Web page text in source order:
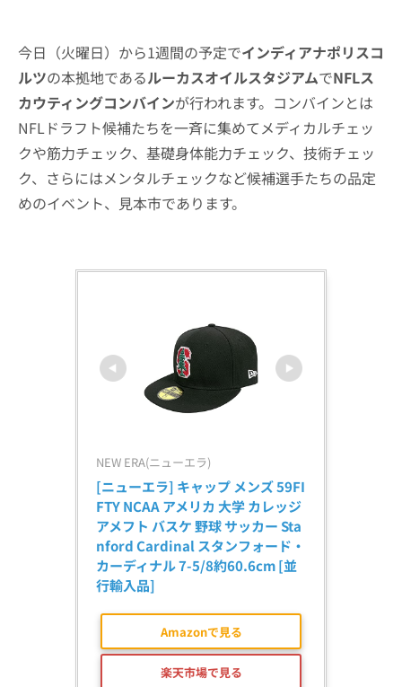
今日（火曜日）から1週間の予定でインディアナポリスコ
ルツの本拠地であるルーカスオイルスタジアムでNFLス
カウティングコンバインが行われます。コンバインとは
NFLドラフト候補たちを一斉に集めてメディカルチェッ
クや筋力チェック、基礎身体能力チェック、技術チェッ
ク、さらにはメンタルチェックなど候補選手たちの品定
めのイベント、見本市であります。
NEW ERA(ニューエラ)
[ニューエラ] キャップ メンズ 59FI
FTY NCAA アメリカ 大学 カレッジ
アメフト バスケ 野球 サッカー Sta
nford Cardinal スタンフォード・
カーディナル 7-5/8約60.6cm [並
行輸入品]
Amazonで見る
楽天市場で見る